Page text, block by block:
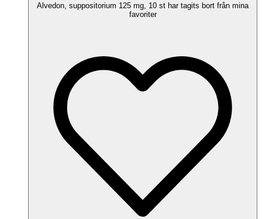
Alvedon, suppositorium 125 mg, 10 st har tagits bort från mina
favoriter